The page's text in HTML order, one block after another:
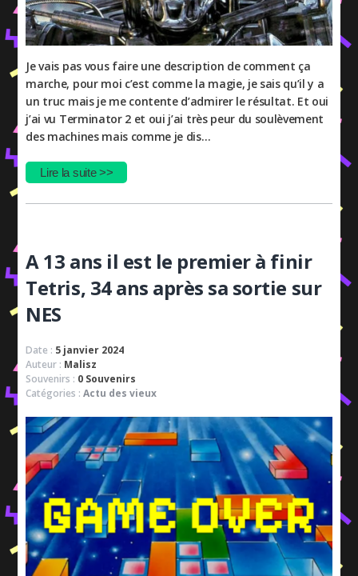
Je vais pas vous faire une description de comment ça
marche, pour moi c’est comme la magie, je sais qu’il y a
un truc mais je me contente d’admirer le résultat. Et oui
j’ai vu Terminator 2 et oui j’ai très peur du soulèvement
des machines mais comme je dis…
Lire la suite >>
A 13 ans il est le premier à finir
Tetris, 34 ans après sa sortie sur
NES
Date : 5 janvier 2024
Auteur : Malisz
Souvenirs : 0 Souvenirs
Catégories :Actu des vieux